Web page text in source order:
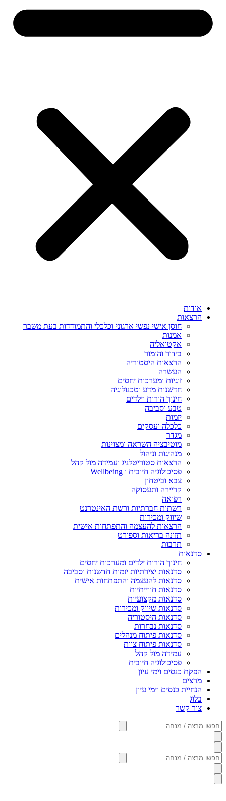
אודות
הרצאות
חוסן אישי נפשי ארגוני וכלכלי והתמודדות בעת משבר
אמנות
אקטואליה
בידור והומור
הרצאות היסטוריה
העשרה
זוגיות ומערכות יחסים
חדשנות מדע וטכנולוגיה
חינוך הורות וילדים
טבע וסביבה
יזמות
כלכלה ועסקים
מגדר
מוטיבציה השראה ומצוינות
מנהיגות וניהול
הרצאות סטוריטלניג ועמידה מול קהל
פסיכולוגיה חיובית ו Wellbeing
צבא וביטחון
קריירה ותעסוקה
רפואה
רשתות חברתיות ורשת האינטרנט
שיווק ומכירות
הרצאות להעצמה והתפתחות אישית
תזונה בריאות וספורט
תרבות
סדנאות
חינוך הורות ילדים ומערכות יחסים
סדנאות יצירתיות יזמות חדשנות וסביבה
סדנאות להעצמה והתפתחות אישית
סדנאות חווייתיות
סדנאות מקצועיות
סדנאות שיווק ומכירות
סדנאות היסטוריה
סדנאות נבחרות
סדנאות פיתוח מנהלים
סדנאות פיתוח צוות
עמידה מול קהל
פסיכולוגיה חיובית
הפקת כנסים וימי עיון
מרצים
הנחיית כנסים וימי עיון
בלוג
צור קשר
חפשו
מרצה
/
מנחה...
חפשו
מרצה
/
מנחה...